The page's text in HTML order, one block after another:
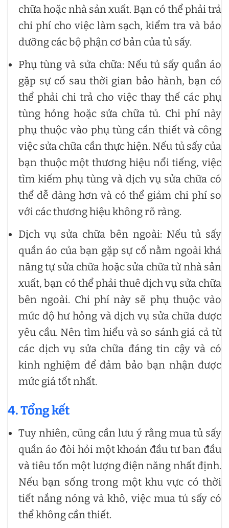
chữa hoặc nhà sản xuất. Bạn có thể phải trả
chi phí cho việc làm sạch, kiểm tra và bảo
dưỡng các bộ phận cơ bản của tủ sấy.
Phụ tùng và sửa chữa: Nếu tủ sấy quần áo
gặp sự cố sau thời gian bảo hành, bạn có
thể phải chi trả cho việc thay thế các phụ
tùng hỏng hoặc sửa chữa tủ. Chi phí này
phụ thuộc vào phụ tùng cần thiết và công
việc sửa chữa cần thực hiện. Nếu tủ sấy của
bạn thuộc một thương hiệu nổi tiếng, việc
tìm kiếm phụ tùng và dịch vụ sửa chữa có
thể dễ dàng hơn và có thể giảm chi phí so
với các thương hiệu không rõ ràng.
Dịch vụ sửa chữa bên ngoài: Nếu tủ sấy
quần áo của bạn gặp sự cố nằm ngoài khả
năng tự sửa chữa hoặc sửa chữa từ nhà sản
xuất, bạn có thể phải thuê dịch vụ sửa chữa
bên ngoài. Chi phí này sẽ phụ thuộc vào
mức độ hư hỏng và dịch vụ sửa chữa được
yêu cầu. Nên tìm hiểu và so sánh giá cả từ
các dịch vụ sửa chữa đáng tin cậy và có
kinh nghiệm để đảm bảo bạn nhận được
mức giá tốt nhất.
4. Tổng kết
Tuy nhiên, cũng cần lưu ý rằng mua tủ sấy
quần áo đòi hỏi một khoản đầu tư ban đầu
và tiêu tốn một lượng điện năng nhất định.
Nếu bạn sống trong một khu vực có thời
tiết nắng nóng và khô, việc mua tủ sấy có
thể không cần thiết.